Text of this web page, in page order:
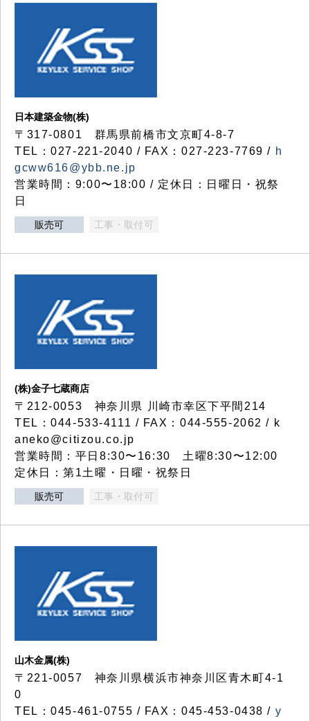
日本建築金物(株)
〒317‐0801 群馬県前橋市文京町4-8-7
TEL：027-221-2040 / FAX：027-223-7769 / h
gcww616@ybb.ne.jp
営業時間：9:00〜18:00 / 定休日：日曜日・祝祭
日
販売可 工事・取付可
(株)金子七蔵商店
〒212-0053 神奈川県 川崎市幸区下平間214
TEL：044-533-4111 / FAX：044-555-2062 / k
aneko@citizou.co.jp
営業時間：平日8:30〜16:30 土曜8:30〜12:00
定休日：第1土曜・日曜・祝祭日
販売可 工事・取付可
山木金属(株)
〒221-0057 神奈川県横浜市神奈川区青木町4-1
0
TEL：045-461-0755 / FAX：045-453-0438 / y